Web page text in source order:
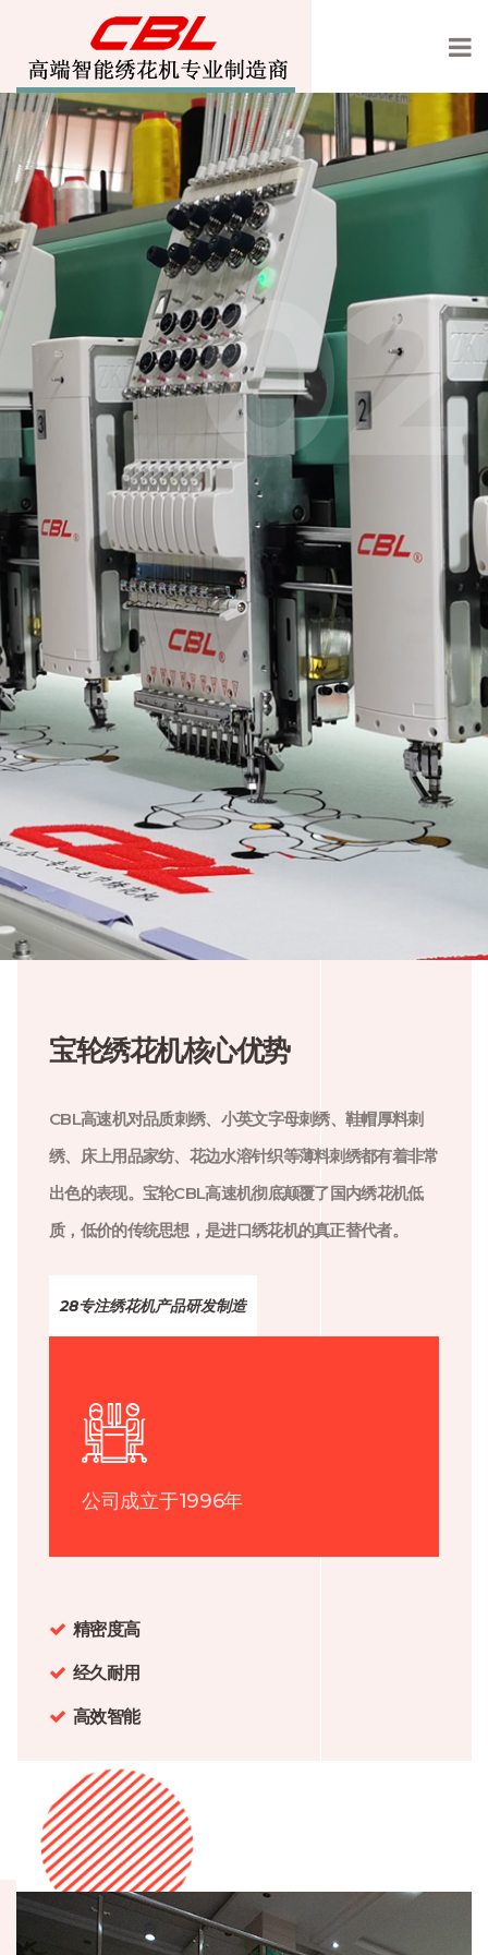
绣花机,刺绣机,单头机,玩具绣花机,墙布绣花机,沙发绣花机,激光绣花
01
宝轮绣花机欢迎你的光临
高速智能绣花机专业制造
商
广东高新技术企业
轻工业刺绣机行业十强企业
广东省守合同重信用企业
02
宝轮绣花机核心优势
CBL高速机对品质刺绣、小英文字母刺绣、鞋帽厚料刺
绣、床上用品家纺、花边水溶针织等薄料刺绣都有着非常
出色的表现。宝轮CBL高速机彻底颠覆了国内绣花机低
质，低价的传统思想，是进口绣花机的真正替代者。
公司成立于1996年
28专注绣花机产品研发制造
精密度高
经久耐用
高效智能